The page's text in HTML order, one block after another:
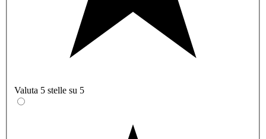
Valuta 5 stelle su 5